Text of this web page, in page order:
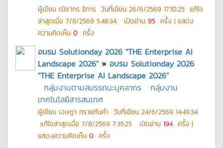
ผู้เขียน ณิชากร ธิการ วันที่เขียน 26/6/2569 17:10:25 แก้ไข
ล่าสุดเมื่อ 7/8/2569 5:48:34 เปิดอ่าน 95 ครั้ง | แสดง
ความคิดเห็น 0 ครั้ง
อบรม Solutionday 2026 "THE Enterprise AI
Landscape 2026" » อบรม Solutionday 2026
"THE Enterprise AI Landscape 2026"
กลุ่มงานตามสมรรถนะบุคลากร
กลุ่มงาน
เทคโนโลยีสารสนเทศ
ผู้เขียน เจษฎา ทรายกันคำ วันที่เขียน 24/6/2569 14:49:34
แก้ไขล่าสุดเมื่อ 7/8/2569 7:35:25 เปิดอ่าน 194 ครั้ง |
แสดงความคิดเห็น 0 ครั้ง